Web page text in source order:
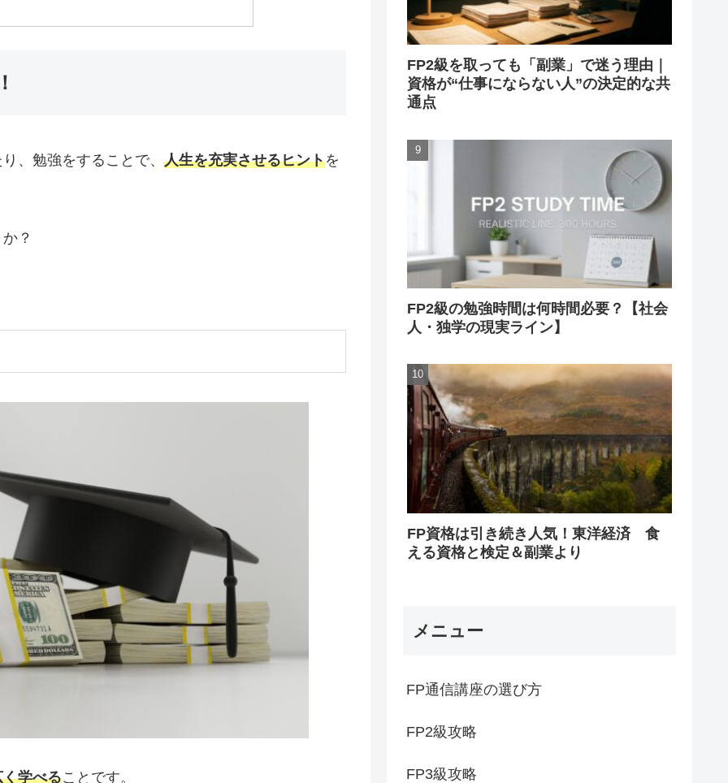
、勉強をすることで、 人生を充実させるヒントを
？
学べることです。
FP2級を取っても「副業」で迷う理由｜
資格が“仕事にならない人”の決定的な共
通点
FP2級の勉強時間は何時間必要？【社会
人・独学の現実ライン】
FP資格は引き続き人気！東洋経済 食
える資格と検定＆副業より
メニュー
FP通信講座の選び方
FP2級攻略
FP3級攻略